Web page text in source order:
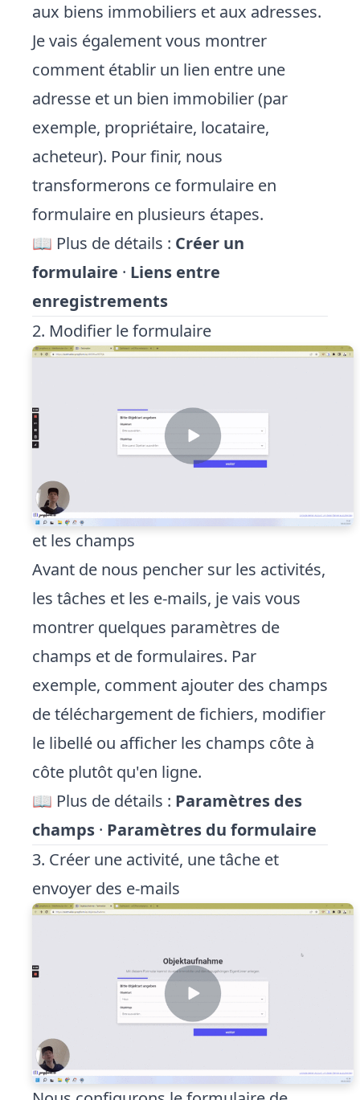
aux biens immobiliers et aux adresses.
Je vais également vous montrer
comment établir un lien entre une
adresse et un bien immobilier (par
exemple, propriétaire, locataire,
acheteur). Pour finir, nous
transformerons ce formulaire en
formulaire en plusieurs étapes.
📖 Plus de détails : Créer un
formulaire · Liens entre
enregistrements
2. Modifier le formulaire
et les champs
Avant de nous pencher sur les activités,
les tâches et les e-mails, je vais vous
montrer quelques paramètres de
champs et de formulaires. Par
exemple, comment ajouter des champs
de téléchargement de fichiers, modifier
le libellé ou afficher les champs côte à
côte plutôt qu'en ligne.
📖 Plus de détails : Paramètres des
champs · Paramètres du formulaire
3. Créer une activité, une tâche et
envoyer des e-mails